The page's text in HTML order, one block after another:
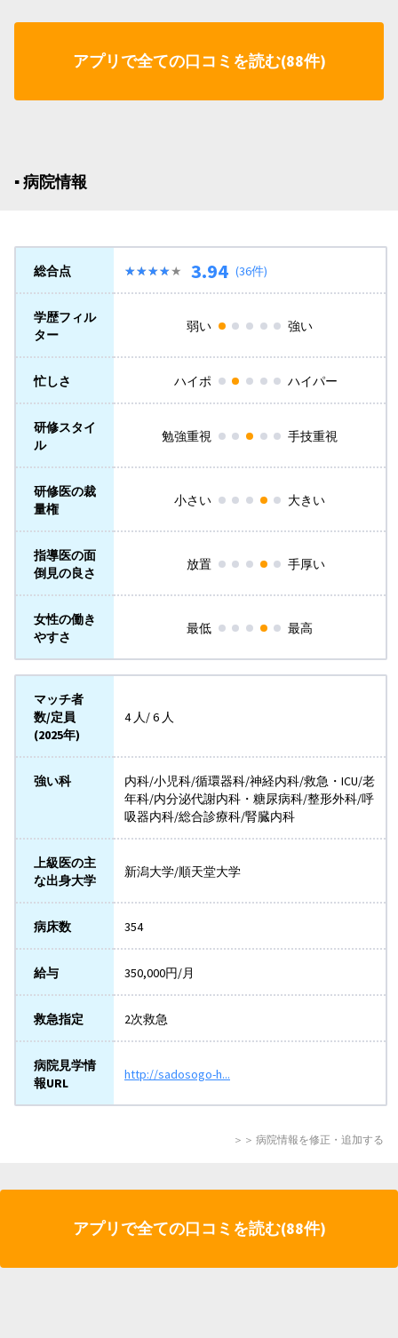
アプリで全ての口コミを読む(88件)
▪︎ 病院情報
総合点 ★★★★★
★★★★★ 3.94 (36件)
学歴フィル
ター
弱い 強い
忙しさ ハイポ ハイパー
研修スタイ
ル
勉強重視 手技重視
研修医の裁
量権
小さい 大きい
指導医の面
倒見の良さ
放置 手厚い
女性の働き
やすさ
最低 最高
マッチ者
数/定員
(2025年)
4 人/ 6 人
強い科
内科/小児科/循環器科/神経内科/救急・ICU/老
年科/内分泌代謝内科・糖尿病科/整形外科/呼
吸器内科/総合診療科/腎臓内科
上級医の主
な出身大学
新潟大学/順天堂大学
病床数 354
給与 350,000円/月
救急指定 2次救急
病院見学情
報URL
http://sadosogo-h...
＞＞ 病院情報を修正・追加する
アプリで全ての口コミを読む(88件)